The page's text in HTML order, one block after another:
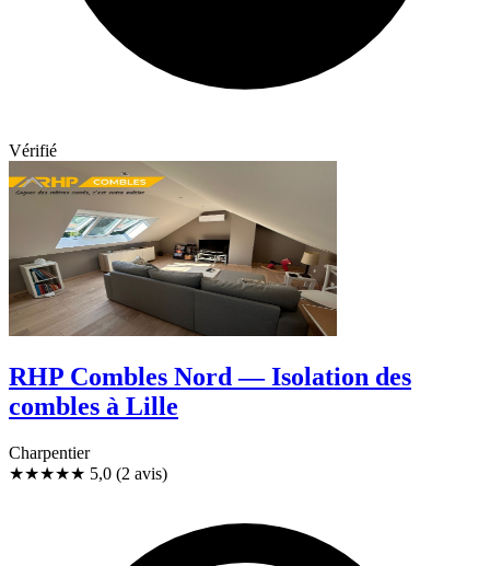
Vérifié
RHP Combles Nord — Isolation des
combles à Lille
Charpentier
★★★★★ 5,0 (2 avis)